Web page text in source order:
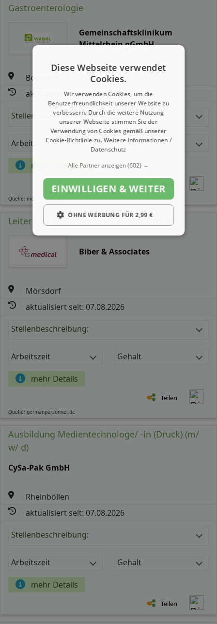
Gastroenterologie
Gemeinschaftsklinikum
Mittelrhein gGmbH
Boppard
aktualisiert seit: 06.08.2026
Stellenbeschreibung:
Arbeitszeit Gehalt
mehr Details
Teilen
Quelle: meinestadt.de
Leiter SAP CC / Teamleiter SAP (m/ w/ d)
Biber & Associates
Mörsdorf
aktualisiert seit: 07.08.2026
Stellenbeschreibung:
Arbeitszeit Gehalt
mehr Details
Teilen
Quelle: germanpersonnel.de
Ausbildung Medientechnologe/ -in (Druck) (m/
w/ d)
CySa-Pak GmbH
Rheinböllen
aktualisiert seit: 07.08.2026
Stellenbeschreibung:
Arbeitszeit Gehalt
mehr Details
Teilen
Diese Webseite verwendet
Cookies.
Wir verwenden Cookies, um die
Benutzerfreundlichkeit unserer Website zu
verbessern. Durch die weitere Nutzung
unserer Webseite stimmen Sie der
Verwendung von Cookies gemäß unserer
Cookie-Richtlinie zu.Weitere Informationen /
Datenschutz
Alle Partner anzeigen(602) →
EINWILLIGEN & WEITER
OHNE WERBUNG FÜR 2,99 €